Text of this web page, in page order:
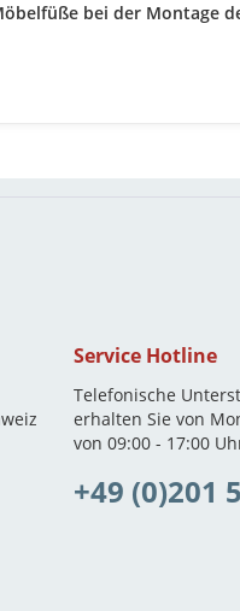
bei der Montage
Service Hotline
Telefonische
erhalten Sie von
von 09:00 - 17:00
+49 (0)201